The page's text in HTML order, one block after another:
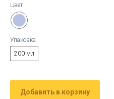
Цвет
Упаковка
200 мл
Добавить в корзину